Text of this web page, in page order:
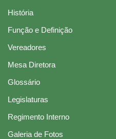
História
Função e Definição
Vereadores
Mesa Diretora
Glossário
Legislaturas
Regimento Interno
Galeria de Fotos